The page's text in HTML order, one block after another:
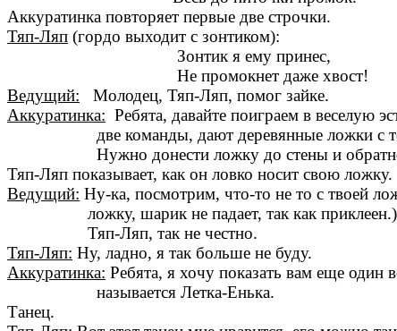
Аккуратинка повторяет первые две строчки.
Тяп-Ляп (гордо выходит с зонтиком):
Зонтик я ему принес,
Не промокнет даже хвост!
Ведущий: Молодец, Тяп-Ляп, помог зайке.
Аккуратинка: Ребята, давайте поиграем в веселую
две команды, дают деревянные ложки с
Нужно донести ложку до стены и обратно,
Тяп-Ляп показывает,
Ведущий: Ну-ка, посмотрим, что-то не то с твоей
ложку, шарик не падает, так как приклеен.)
Тяп-Ляп, так не честно.
Тяп-Ляп: Ну, ладно, я так больше не буду.
Аккуратинка: Ребята, я хочу показать вам еще один
называется Летка-Енька.
Танец.